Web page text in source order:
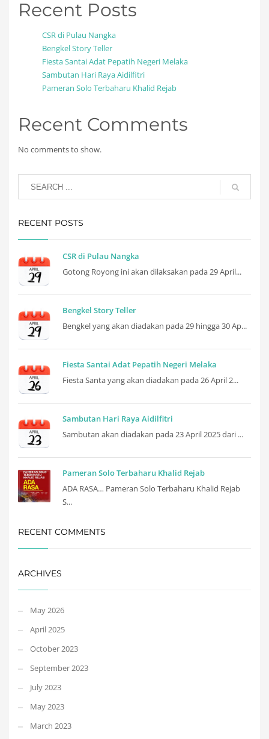
Recent Posts
CSR di Pulau Nangka
Bengkel Story Teller
Fiesta Santai Adat Pepatih Negeri Melaka
Sambutan Hari Raya Aidilfitri
Pameran Solo Terbaharu Khalid Rejab
Recent Comments
No comments to show.
RECENT POSTS
CSR di Pulau Nangka
Gotong Royong ini akan dilaksakan pada 29 April...
Bengkel Story Teller
Bengkel yang akan diadakan pada 29 hingga 30 Ap...
Fiesta Santai Adat Pepatih Negeri Melaka
Fiesta Santa yang akan diadakan pada 26 April 2...
Sambutan Hari Raya Aidilfitri
Sambutan akan diadakan pada 23 April 2025 dari ...
Pameran Solo Terbaharu Khalid Rejab
ADA RASA… Pameran Solo Terbaharu Khalid Rejab
S...
RECENT COMMENTS
ARCHIVES
May 2026
April 2025
October 2023
September 2023
July 2023
May 2023
March 2023